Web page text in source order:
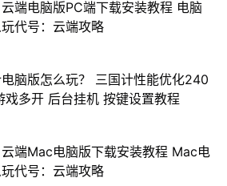
端电脑版PC端下载安装教程 电脑
代号：云端攻略
脑版怎么玩？ 三国计性能优化240
戏多开 后台挂机 按键设置教程
端Mac电脑版下载安装教程 Mac电
代号：云端攻略